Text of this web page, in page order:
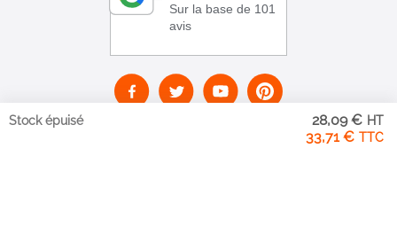
33,71 €
28,09 €
Stock épuisé
Sur la base de 101
avis